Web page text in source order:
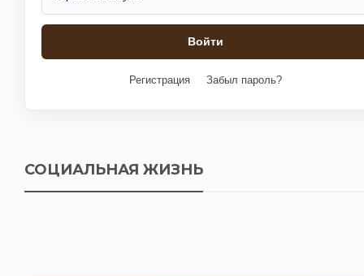
Регистрация Забыл пароль?
СОЦИАЛЬНАЯ ЖИЗНЬ